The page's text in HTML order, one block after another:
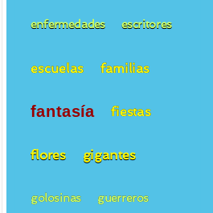
enfermedades escritores
escuelas familias
fantasía fiestas
flores gigantes
golosinas guerreros